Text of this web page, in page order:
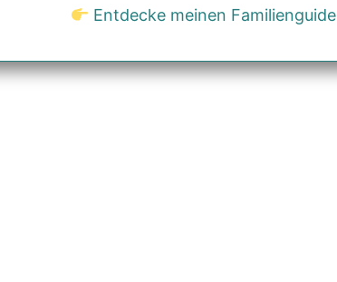
Entdecke meinen Familienguide